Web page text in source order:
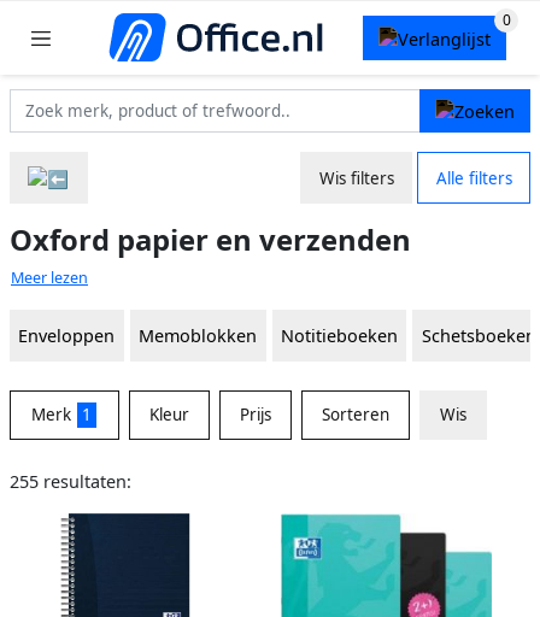
Wis filters Alle filters
Oxford papier en verzenden
Meer lezen
Enveloppen Memoblokken Notitieboeken Schetsboeken
Merk 1 Kleur Prijs Sorteren Wis
255 resultaten: